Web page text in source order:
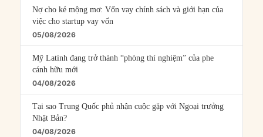
Nợ cho kẻ mộng mơ: Vốn vay chính sách và giới hạn của
việc cho startup vay vốn
05/08/2026
Mỹ Latinh đang trở thành “phòng thí nghiệm” của phe
cánh hữu mới
04/08/2026
Tại sao Trung Quốc phủ nhận cuộc gặp với Ngoại trưởng
Nhật Bản?
04/08/2026